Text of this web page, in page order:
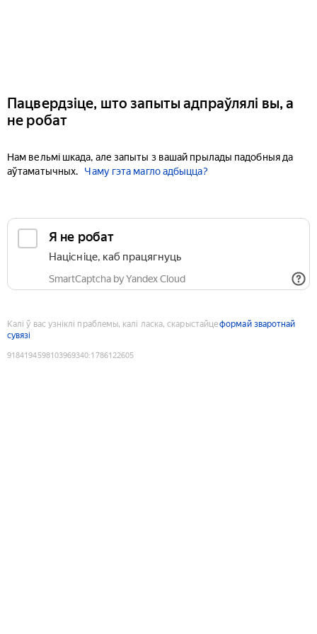
Пацвердзіце, што запыты адпраўлялі вы, а
не робат
Нам вельмі шкада, але запыты з вашай прылады падобныя да
аўтаматычных.
Чаму гэта магло адбыцца?
Я не робат
Націсніце, каб працягнуць
SmartCaptcha by Yandex Cloud
Калі ў вас узніклі праблемы, калі ласка, скарыстайцеформай зваротнай
сувязі
9184194598103969340:1786122605